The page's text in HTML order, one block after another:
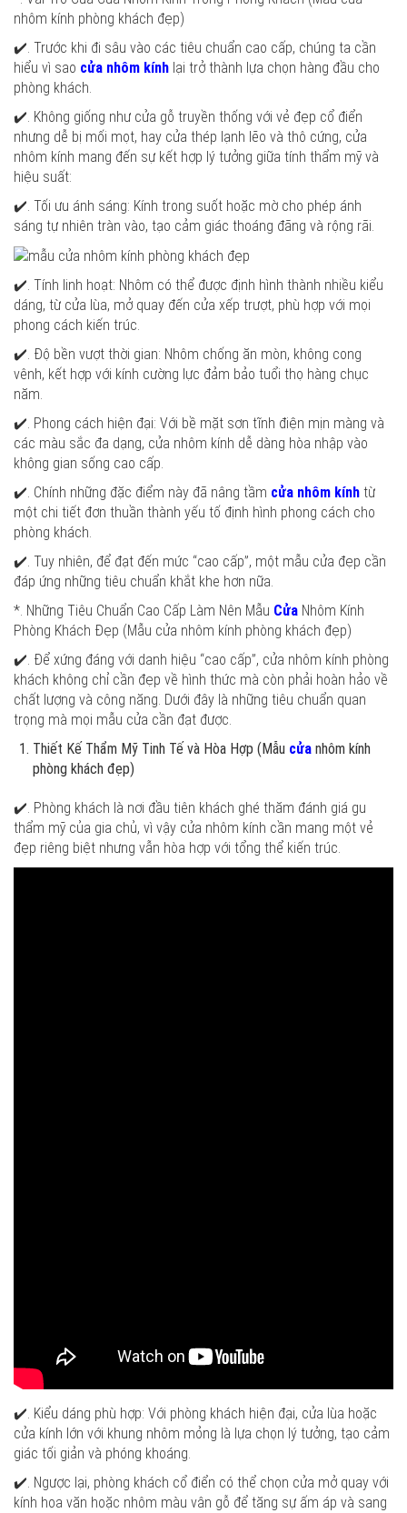
nhôm kính phòng khách đẹp)
✔️. Trước khi đi sâu vào các tiêu chuẩn cao cấp, chúng ta cần
hiểu vì sao cửa nhôm kính lại trở thành lựa chọn hàng đầu cho
phòng khách.
✔️. Không giống như cửa gỗ truyền thống với vẻ đẹp cổ điển
nhưng dễ bị mối mọt, hay cửa thép lạnh lẽo và thô cứng, cửa
nhôm kính mang đến sự kết hợp lý tưởng giữa tính thẩm mỹ và
hiệu suất:
✔️. Tối ưu ánh sáng: Kính trong suốt hoặc mờ cho phép ánh
sáng tự nhiên tràn vào, tạo cảm giác thoáng đãng và rộng rãi.
✔️. Tính linh hoạt: Nhôm có thể được định hình thành nhiều kiểu
dáng, từ cửa lùa, mở quay đến cửa xếp trượt, phù hợp với mọi
phong cách kiến trúc.
✔️. Độ bền vượt thời gian: Nhôm chống ăn mòn, không cong
vênh, kết hợp với kính cường lực đảm bảo tuổi thọ hàng chục
năm.
✔️. Phong cách hiện đại: Với bề mặt sơn tĩnh điện mịn màng và
các màu sắc đa dạng, cửa nhôm kính dễ dàng hòa nhập vào
không gian sống cao cấp.
✔️. Chính những đặc điểm này đã nâng tầm cửa nhôm kính từ
một chi tiết đơn thuần thành yếu tố định hình phong cách cho
phòng khách.
✔️. Tuy nhiên, để đạt đến mức “cao cấp”, một mẫu cửa đẹp cần
đáp ứng những tiêu chuẩn khắt khe hơn nữa.
*. Những Tiêu Chuẩn Cao Cấp Làm Nên Mẫu Cửa Nhôm Kính
Phòng Khách Đẹp (Mẫu cửa nhôm kính phòng khách đẹp)
✔️. Để xứng đáng với danh hiệu “cao cấp”, cửa nhôm kính phòng
khách không chỉ cần đẹp về hình thức mà còn phải hoàn hảo về
chất lượng và công năng. Dưới đây là những tiêu chuẩn quan
trọng mà mọi mẫu cửa cần đạt được.
Thiết Kế Thẩm Mỹ Tinh Tế và Hòa Hợp (Mẫu cửanhôm kính
phòng khách đẹp)
✔️. Phòng khách là nơi đầu tiên khách ghé thăm đánh giá gu
thẩm mỹ của gia chủ, vì vậy cửa nhôm kính cần mang một vẻ
đẹp riêng biệt nhưng vẫn hòa hợp với tổng thể kiến trúc.
✔️. Kiểu dáng phù hợp: Với phòng khách hiện đại, cửa lùa hoặc
cửa kính lớn với khung nhôm mỏng là lựa chọn lý tưởng, tạo cảm
giác tối giản và phóng khoáng.
✔️. Ngược lại, phòng khách cổ điển có thể chọn cửa mở quay với
kính hoa văn hoặc nhôm màu vân gỗ để tăng sự ấm áp và sang